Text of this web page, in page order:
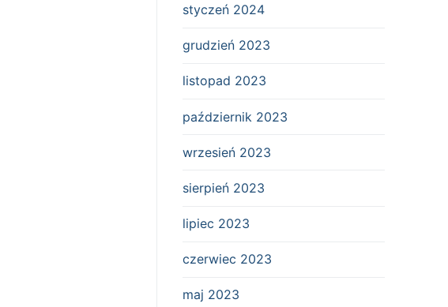
styczeń 2024
grudzień 2023
listopad 2023
październik 2023
wrzesień 2023
sierpień 2023
lipiec 2023
czerwiec 2023
maj 2023